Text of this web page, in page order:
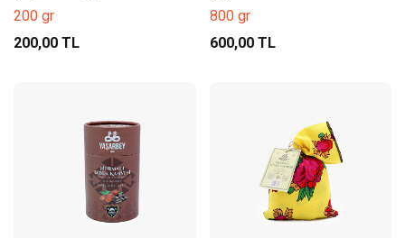
Parçacıklı)
200 gr
200,00 TL
800 gr
600,00 TL